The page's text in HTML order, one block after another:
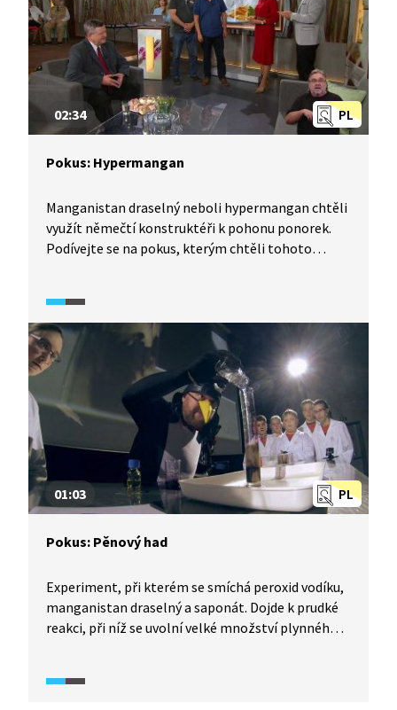
PL
02:34
Pokus: Hypermangan
Manganistan draselný neboli hypermangan chtěli
využít němečtí konstruktéři k pohonu ponorek.
Podívejte se na pokus, kterým chtěli tohoto
jako sopka.
PL
01:03
Pokus: Pěnový had
Experiment, při kterém se smíchá peroxid vodíku,
manganistan draselný a saponát. Dojde k prudké
reakci, při níž se uvolní velké množství plynného